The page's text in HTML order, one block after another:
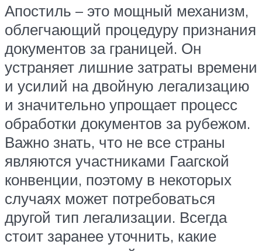
Апостиль – это мощный механизм,
облегчающий процедуру признания
документов за границей. Он
устраняет лишние затраты времени
и усилий на двойную легализацию
и значительно упрощает процесс
обработки документов за рубежом.
Важно знать, что не все страны
являются участниками Гаагской
конвенции, поэтому в некоторых
случаях может потребоваться
другой тип легализации. Всегда
стоит заранее уточнить, какие